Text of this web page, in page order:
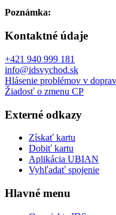
Poznámka:
Kontaktné údaje
+421 940 999 181
info@idsvychod.sk
Hlásenie problémov v
Žiadosť o zmenu CP
Externé odkazy
Získať kartu
Dobiť kartu
Aplikácia UBIAN
Vyhľadať spojenie
Hlavné menu